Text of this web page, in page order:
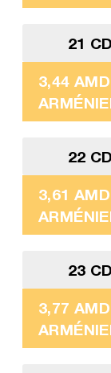
21
3,44
22
3,61
23
3,77